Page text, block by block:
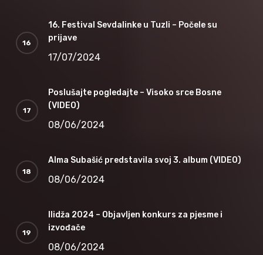
16. Festival Sevdalinke u Tuzli – Počele su
prijave
17/07/2024
Poslušajte pogledajte – Visoko srce Bosne
(VIDEO)
08/06/2024
Alma Subašić predstavila svoj 3. album (VIDEO)
08/06/2024
Ilidža 2024 – Objavljen konkurs za pjesme i
izvođače
08/06/2024